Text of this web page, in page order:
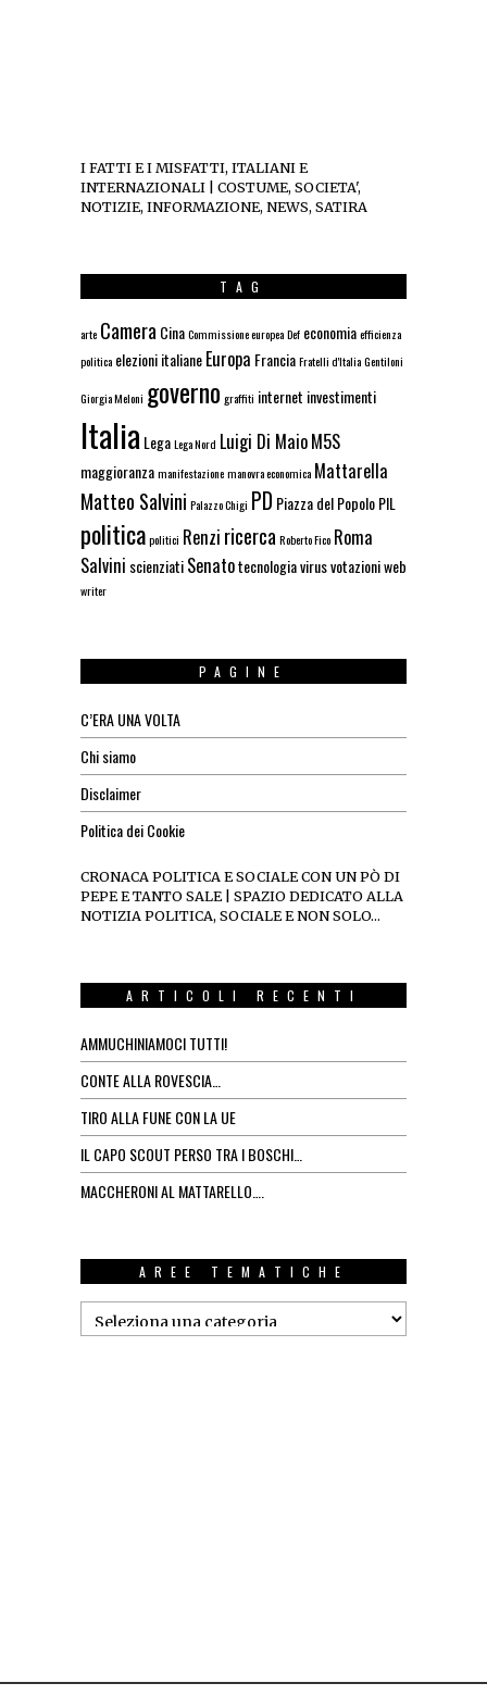
I FATTI E I MISFATTI, ITALIANI E
INTERNAZIONALI | COSTUME, SOCIETA',
NOTIZIE, INFORMAZIONE, NEWS, SATIRA
TAG
arte CameraCinaCommissione europeaDef economiaefficienza
politica elezioni italianeEuropa FranciaFratelli d'ItaliaGentiloni
Giorgia Meloni governo graffiti internet investimenti
Italia LegaLega Nord Luigi Di MaioM5S
maggioranzamanifestazionemanovra economica Mattarella
Matteo Salvini Palazzo Chigi PD Piazza del PopoloPIL
politicapolitici Renzi ricercaRoberto Fico Roma
Salvini scienziatiSenatotecnologiavirusvotazioniweb
writer
PAGINE
C’ERA UNA VOLTA
Chi siamo
Disclaimer
Politica dei Cookie
CRONACA POLITICA E SOCIALE CON UN PÒ DI
PEPE E TANTO SALE | SPAZIO DEDICATO ALLA
NOTIZIA POLITICA, SOCIALE E NON SOLO…
ARTICOLI RECENTI
AMMUCHINIAMOCI TUTTI!
CONTE ALLA ROVESCIA…
TIRO ALLA FUNE CON LA UE
IL CAPO SCOUT PERSO TRA I BOSCHI…
MACCHERONI AL MATTARELLO….
AREE TEMATICHE